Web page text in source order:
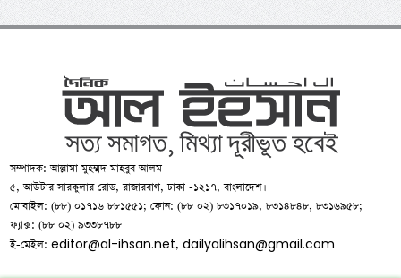
সম্পাদক: আল্লামা মুহম্মদ মাহবুব আলম
৫, আউটার সারকুলার রোড, রাজারবাগ, ঢাকা -১২১৭, বাংলাদেশ।
মোবাইল: (৮৮) ০১৭১৬ ৮৮১৫৫১; ফোন: (৮৮ ০২) ৮৩১৭০১৯, ৮৩১৪৮৪৮, ৮৩১৬৯৫৮;
ফ্যাক্স: (৮৮ ০২) ৯৩৩৮৭৮৮
ই-মেইল:editor@al-ihsan.net,dailyalihsan@gmail.com